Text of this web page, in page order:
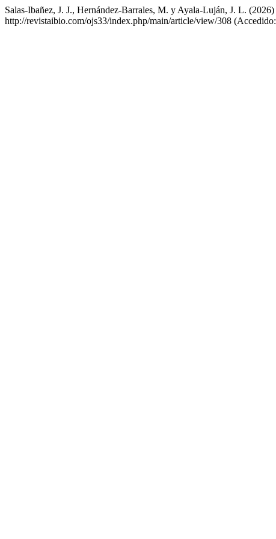
Salas-Ibañez, J. J., Hernández-Barrales, M. y Ayala-Luján, J. L.
http://revistaibio.com/ojs33/index.php/main/article/view/308